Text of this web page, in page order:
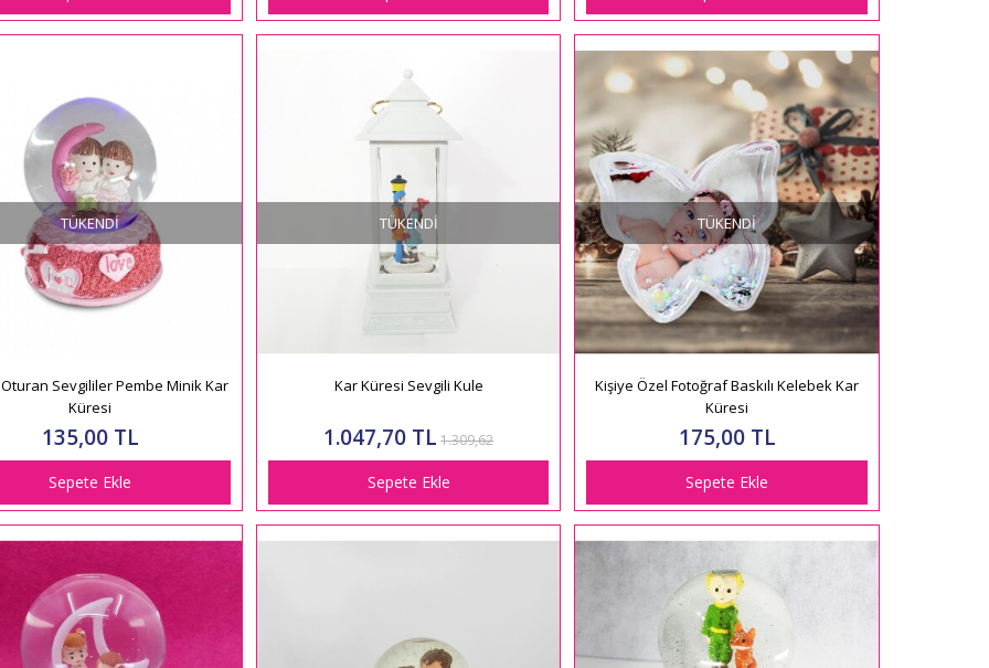
TÜKENDI
Sevgililer Pembe Minik Kar
Küresi
135,00 TL
Sepete Ekle
TÜKENDI
Kar Küresi Sevgili Kule
1.047,70 TL 1.309,62
Sepete Ekle
TÜKENDI
Kişiye Özel Fotoğraf Baskılı Kelebek Kar
Küresi
175,00 TL
Sepete Ekle